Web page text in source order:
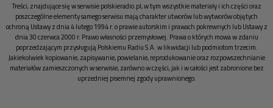
Treści, znajdujące się w serwisie polskieradio.pl, w tym wszystkie materiały i ich części oraz
poszczególne elementy samego serwisu mają charakter utworów lub wytworów objętych
ochroną Ustawy z dnia 4 lutego 1994 r. o prawie autorskim i prawach pokrewnych lub Ustawy z
dnia 30 czerwca 2000 r. Prawo własności przemysłowej. Prawa o których mowa w zdaniu
poprzedzającym przysługują Polskiemu Radiu S.A. w likwidacji lub podmiotom trzecim.
Jakiekolwiek kopiowanie, zapisywanie, powielanie, reprodukowanie oraz rozpowszechnianie
materiałów zamieszczonych w serwisie, zarówno w części, jak i w całości jest zabronione bez
uprzedniej pisemnej zgody uprawnionego.